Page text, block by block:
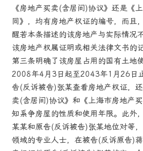
《房地产买卖(含居间)协议》还是《
同》，均有房地产权证的编号，而且
醒若本条描述的该房地产与实际情况
该房地产权属证明或相关法律文书的
第三条明确了该房屋占用的国有土地
2008年4月3日起至2043年1月26日
告(反诉被告)张某查看房地产权证，
卖(含居间)协议》和《上海市房地产
知系争房屋的性质和使用年限。此外
某某和原告(反诉被告)张某地位对等
领域的专业人士，在被告(反诉原告)